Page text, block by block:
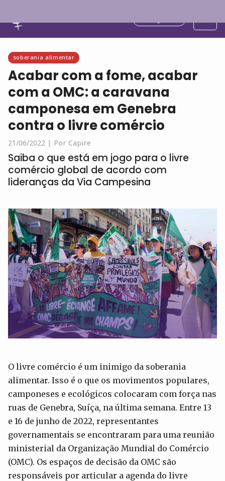
soberania alimentar
Acabar com a fome, acabar
com a OMC: a caravana
camponesa em Genebra
contra o livre comércio
21/06/2022 | Por Capire
Saiba o que está em jogo para o livre
comércio global de acordo com
lideranças da Via Campesina
O livre comércio é um inimigo da soberania
alimentar. Isso é o que os movimentos populares,
camponeses e ecológicos colocaram com força nas
ruas de Genebra, Suíça, na última semana. Entre 13
e 16 de junho de 2022, representantes
governamentais se encontraram para uma reunião
ministerial da Organização Mundial do Comércio
(OMC). Os espaços de decisão da OMC são
responsáveis por articular a agenda do livre